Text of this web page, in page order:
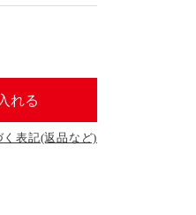
れる
表記(返品など)